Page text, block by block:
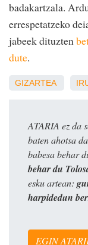
badakartzala.
errespetatzeko
jabeek dituzten
dute.
GIZARTEA
ATARIA ez da
baten ahotsa
babesa behar
behar du
esku artean:
harpidedun
EGIN